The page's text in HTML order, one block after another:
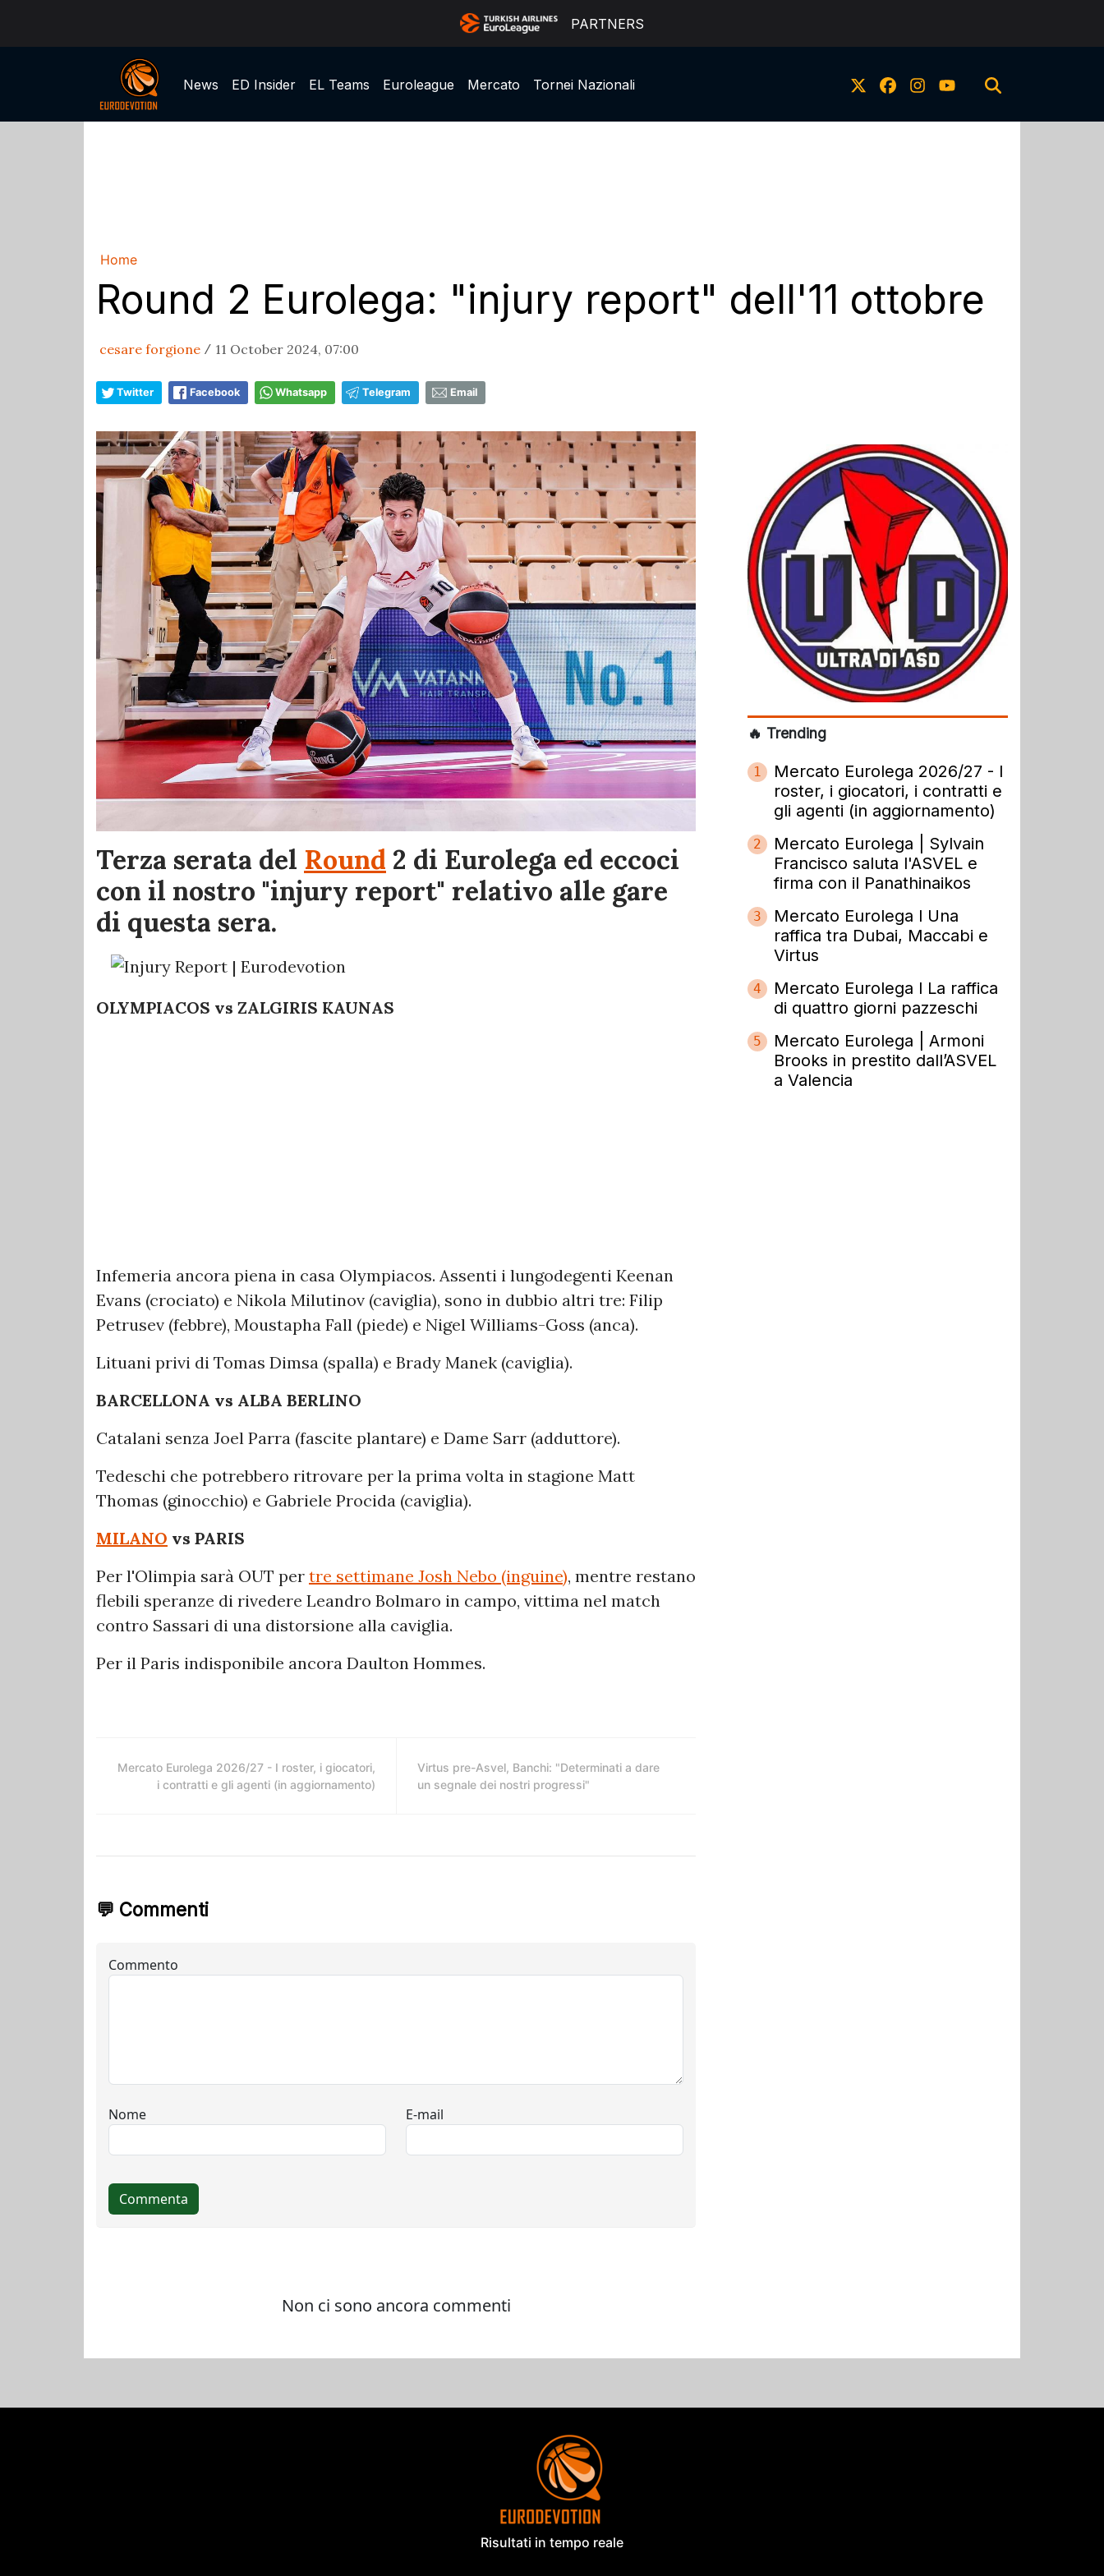
PARTNERS
News ED Insider EL Teams Euroleague Mercato Tornei Nazionali
Home
Round 2 Eurolega: "injury report" dell'11 ottobre
cesare forgione / 11 October 2024, 07:00
Twitter Facebook Whatsapp Telegram Email
Terza serata del Round 2 di Eurolega ed eccoci
con il nostro "injury report" relativo alle gare
di questa sera.
OLYMPIACOS vs ZALGIRIS KAUNAS
Infemeria ancora piena in casa Olympiacos. Assenti i lungodegenti Keenan
Evans (crociato) e Nikola Milutinov (caviglia), sono in dubbio altri tre: Filip
Petrusev (febbre), Moustapha Fall (piede) e Nigel Williams-Goss (anca).
Lituani privi di Tomas Dimsa (spalla) e Brady Manek (caviglia).
BARCELLONA vs ALBA BERLINO
Catalani senza Joel Parra (fascite plantare) e Dame Sarr (adduttore).
Tedeschi che potrebbero ritrovare per la prima volta in stagione Matt
Thomas (ginocchio) e Gabriele Procida (caviglia).
MILANO vs PARIS
Per l'Olimpia sarà OUT per tre settimane Josh Nebo (inguine), mentre restano
flebili speranze di rivedere Leandro Bolmaro in campo, vittima nel match
contro Sassari di una distorsione alla caviglia.
Per il Paris indisponibile ancora Daulton Hommes.
Mercato Eurolega 2026/27 - I roster, i giocatori,
i contratti e gli agenti (in aggiornamento)
Virtus pre-Asvel, Banchi: "Determinati a dare
un segnale dei nostri progressi"
💬 Commenti
🔥 Trending
1
Mercato Eurolega 2026/27 - I
roster, i giocatori, i contratti e
gli agenti (in aggiornamento)
2
Mercato Eurolega | Sylvain
Francisco saluta l'ASVEL e
firma con il Panathinaikos
3
Mercato Eurolega l Una
raffica tra Dubai, Maccabi e
Virtus
4
Mercato Eurolega l La raffica
di quattro giorni pazzeschi
5
Mercato Eurolega | Armoni
Brooks in prestito dall’ASVEL
a Valencia
Risultati in tempo reale